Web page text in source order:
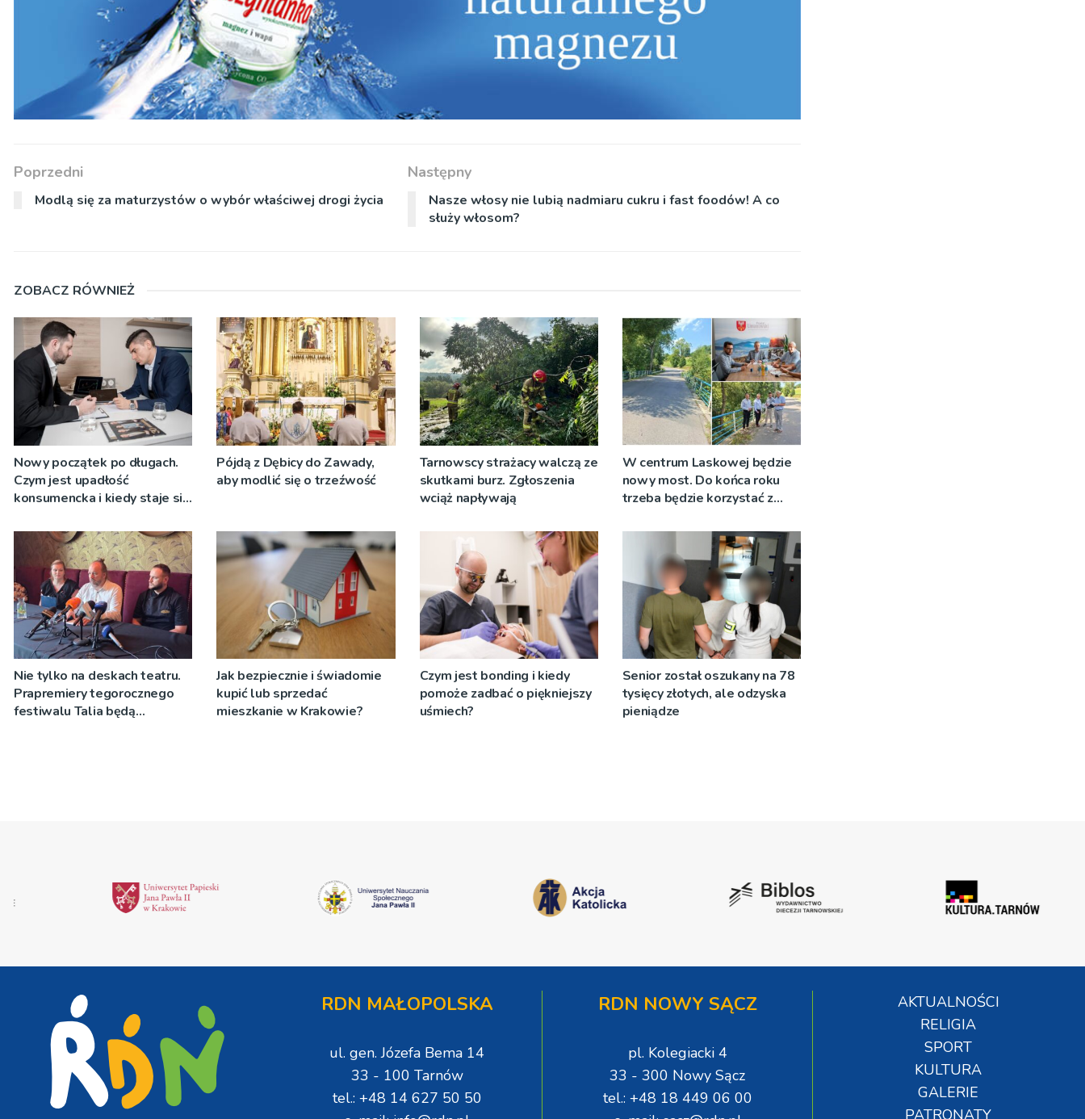
Poprzedni
Modlą się za maturzystów o wybór właściwej drogi życia
Następny
Nasze włosy nie lubią nadmiaru cukru i fast foodów! A co
służy włosom?
ZOBACZ RÓWNIEŻ
Nowy początek po długach.
Czym jest upadłość
konsumencka i kiedy staje się
wyjściem?
Pójdą z Dębicy do Zawady,
aby modlić się o trzeźwość
Tarnowscy strażacy walczą ze
skutkami burz. Zgłoszenia
wciąż napływają
W centrum Laskowej będzie
nowy most. Do końca roku
trzeba będzie korzystać z
Nie tylko na deskach teatru.
Prapremiery tegorocznego
festiwalu Talia będą
Jak bezpiecznie i świadomie
kupić lub sprzedać
mieszkanie w Krakowie?
Czym jest bonding i kiedy
pomoże zadbać o piękniejszy
uśmiech?
Senior został oszukany na 78
tysięcy złotych, ale odzyska
pieniądze
RDN MAŁOPOLSKA
ul. gen. Józefa Bema 14
33 - 100 Tarnów
tel.: +48 14 627 50 50
RDN NOWY SĄCZ
pl. Kolegiacki 4
33 - 300 Nowy Sącz
tel.: +48 18 449 06 00
AKTUALNOŚCI
RELIGIA
SPORT
KULTURA
GALERIE
PATRONATY